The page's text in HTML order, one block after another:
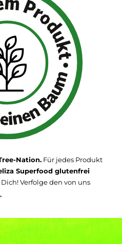
Nation. Für jedes Produkt
Superfood glutenfrei
Verfolge den von uns